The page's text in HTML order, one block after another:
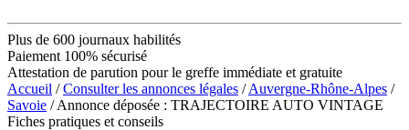
Plus de 600 journaux habilités
Paiement 100% sécurisé
Attestation de parution pour le greffe immédiate et gratuite
Accueil /Consulter les annonces légales /Auvergne-Rhône-Alpes /
Savoie / Annonce déposée : TRAJECTOIRE AUTO VINTAGE
Fiches pratiques et conseils